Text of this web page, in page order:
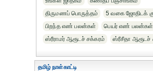
திருமணப் பொருத்தம்
5 வகை ஜோதிடக்
பிறந்த எண் பலன்கள்
பெயர் எண் பலன்கள்
ஸ்ரீராமர் ஆரூடச் சக்கரம்
ஸ்ரீசீதா ஆரூடச்
தமிழ் நாள்காட்டி